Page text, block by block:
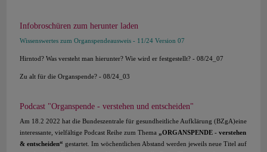
Infobroschüren zum herunter laden
Wissenswertes zum Organspendeausweis - 11/24 Version 07
Hirntod? Was versteht man hierunter? Wie wird er festgestellt? - 08/24_07
Zu alt für die Organspende? - 08/24_03
Podcast "Organspende - verstehen und entscheiden"
Am 18.2 2022 hat die Bundeszentrale für gesundheitliche Aufklärung (BZgA)eine
interessante, vielfältige Podcast Reihe zum Thema „ORGANSPENDE - verstehen
& entscheiden“ gestartet. Im wöchentlichen Abstand werden jeweils neue Titel auf